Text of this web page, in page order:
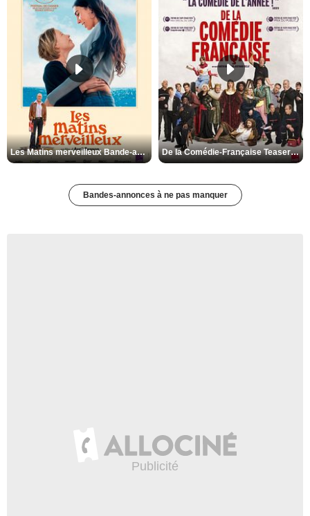
Les Matins merveilleux Bande-annonce VF De la Comédie-Française Teaser VF
Bandes-annonces à ne pas manquer